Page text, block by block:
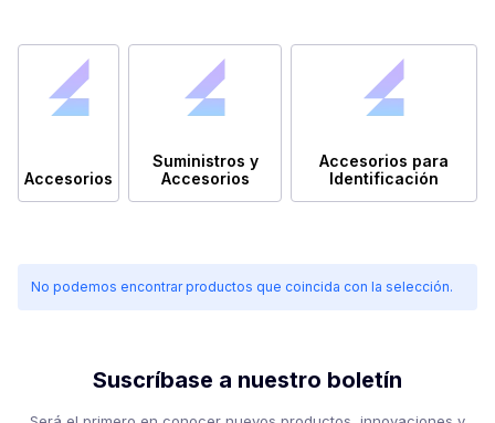
Accesorios
Suministros y
Accesorios
Accesorios para
Identificación
No podemos encontrar productos que coincida con la selección.
Suscríbase a nuestro boletín